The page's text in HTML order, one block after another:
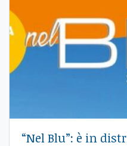
“Nel Blu”: è in